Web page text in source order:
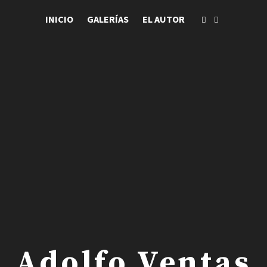
INICIO GALERÍAS EL AUTOR